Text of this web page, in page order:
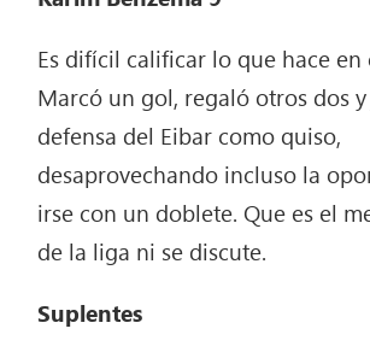
Es difícil calificar lo que hace
Marcó un gol, regaló otros dos
defensa del Eibar como quiso,
desaprovechando incluso la
irse con un doblete. Que es el
de la liga ni se discute.
Suplentes